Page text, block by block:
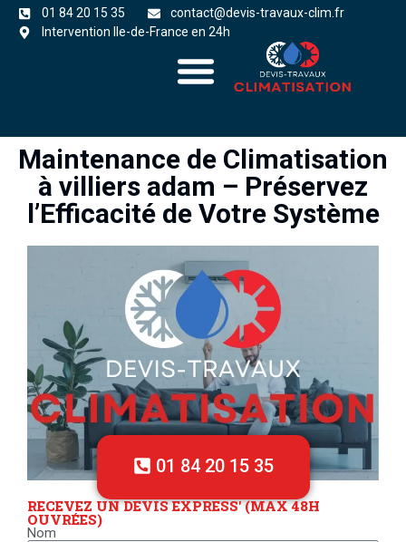
01 84 20 15 35
contact@devis-travaux-clim.fr
Intervention Ile-de-France en 24h
Maintenance de Climatisation
à villiers adam – Préservez
l’Efficacité de Votre Système
01 84 20 15 35
RECEVEZ UN DEVIS EXPRESS' (MAX 48H
OUVRÉES)
Nom